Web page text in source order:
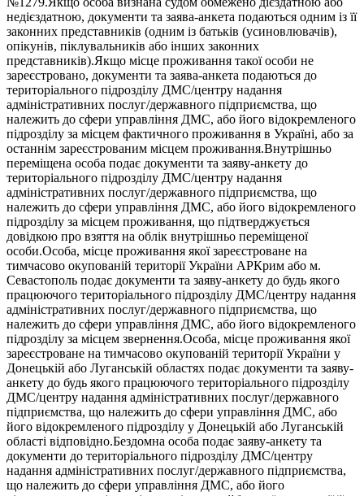
недієздатною, документи та заява-анкета подаються одним із її
законних представників (одним із батьків (усиновлювачів),
опікунів, піклувальників або інших законних
представників).Якщо місце проживання такої особи не
зареєстровано, документи та заява-анкета подаються до
територіального підрозділу ДМС/центру надання
адміністративних послуг/державного підприємства, що
належить до сфери управління ДМС, або його відокремленого
підрозділу за місцем фактичного проживання в Україні, або за
останнім зареєстрованим місцем проживання.Внутрішньо
переміщена особа подає документи та заяву-анкету до
територіального підрозділу ДМС/центру надання
адміністративних послуг/державного підприємства, що
належить до сфери управління ДМС, або його відокремленого
підрозділу за місцем проживання, що підтверджується
довідкою про взяття на облік внутрішньо переміщеної
особи.Особа, місце проживання якої зареєстроване на
тимчасово окупованій території України АРКрим або м.
Севастополь подає документи та заяву-анкету до будь якого
працюючого територіального підрозділу ДМС/центру надання
адміністративних послуг/державного підприємства, що
належить до сфери управління ДМС, або його відокремленого
підрозділу за місцем звернення.Особа, місце проживання якої
зареєстроване на тимчасово окупованій території України у
Донецькій або Луганській областях подає документи та заяву-
анкету до будь якого працюючого територіального підрозділу
ДМС/центру надання адміністративних послуг/державного
підприємства, що належить до сфери управління ДМС, або
його відокремленого підрозділу у Донецькій або Луганській
області відповідно.Бездомна особа подає заяву-анкету та
документи до територіального підрозділу ДМС/центру
надання адміністративних послуг/державного підприємства,
що належить до сфери управління ДМС, або його